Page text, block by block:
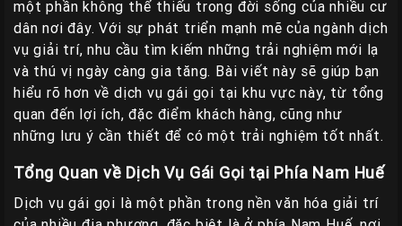
một phần không thể thiếu trong đời sống của nhiều cư
dân nơi đây. Với sự phát triển mạnh mẽ của ngành dịch
vụ giải trí, nhu cầu tìm kiếm những trải nghiệm mới lạ
và thú vị ngày càng gia tăng. Bài viết này sẽ giúp bạn
hiểu rõ hơn về dịch vụ gái gọi tại khu vực này, từ tổng
quan đến lợi ích, đặc điểm khách hàng, cũng như
những lưu ý cần thiết để có một trải nghiệm tốt nhất.
Tổng Quan về Dịch Vụ Gái Gọi tại Phía Nam Huế
Dịch vụ gái gọi là một phần trong nền văn hóa giải trí